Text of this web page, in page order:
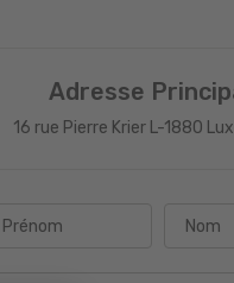
Adresse
16 rue Pierre Krier L-1880
Prénom Nom